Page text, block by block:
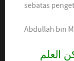
sebatas
Abdullah bin
العلم